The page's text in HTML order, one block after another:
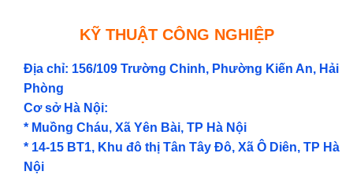
KỸ THUẬT CÔNG NGHIỆP
Địa chỉ: 156/109 Trường Chinh, Phường Kiến An, Hải
Phòng
Cơ sở Hà Nội:
* Muồng Cháu, Xã Yên Bài, TP Hà Nội
* 14-15 BT1, Khu đô thị Tân Tây Đô, Xã Ô Diên, TP Hà
Nội